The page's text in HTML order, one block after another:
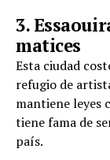
3.
matices
Esta ciudad
refugio de
mantiene leyes
tiene fama de
país.